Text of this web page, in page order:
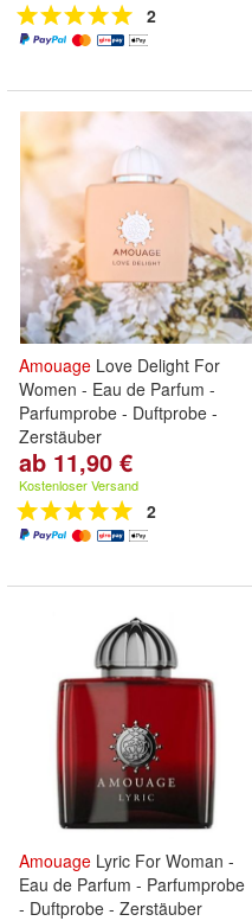
2
Amouage Love Delight For
Women - Eau de Parfum -
Parfumprobe - Duftprobe -
Zerstäuber
ab 11,90 €
Kostenloser Versand
2
Amouage Lyric For Woman -
Eau de Parfum - Parfumprobe
- Duftprobe - Zerstäuber